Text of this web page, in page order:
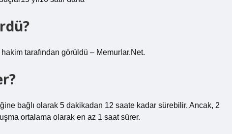
tarafından görüldü – Memurlar.Net.
bağlı olarak 5 dakikadan 12 saate kadar sürebilir. Ancak, 2
ortalama olarak en az 1 saat sürer.